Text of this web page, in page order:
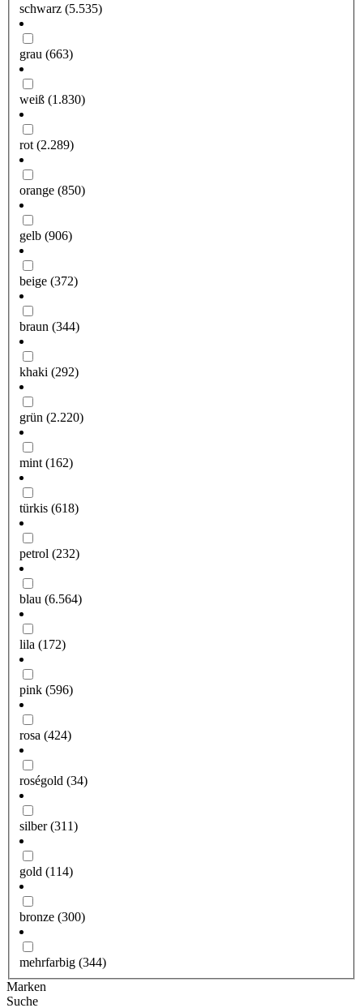
schwarz (5.535)
grau (663)
weiß (1.830)
rot (2.289)
orange (850)
gelb (906)
beige (372)
braun (344)
khaki (292)
grün (2.220)
mint (162)
türkis (618)
petrol (232)
blau (6.564)
lila (172)
pink (596)
rosa (424)
roségold (34)
silber(311)
gold (114)
bronze (300)
mehrfarbig (344)
Marken
Suche